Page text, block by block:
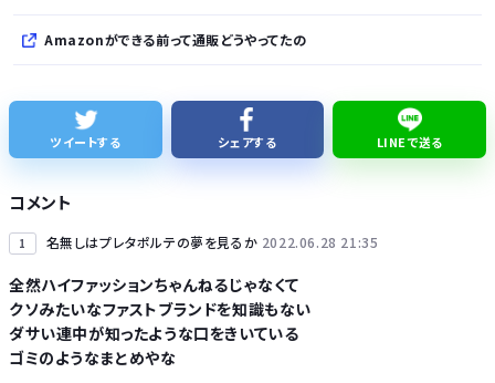
Amazonができる前って通販どうやってたの
20年前はこの世に「YouTube」なる物が存在していなかったという事実
【次の覇権は？】スマホゲー倒産急増 🍙ですら続くのに…
ツイートする シェアする LINEで送る
コメント
1 名無しはプレタポルテの夢を見るか 2022.06.28 21:35
全然ハイファッションちゃんねるじゃなくて
クソみたいなファストブランドを知識もない
ダサい連中が知ったような口をきいている
ゴミのようなまとめやな